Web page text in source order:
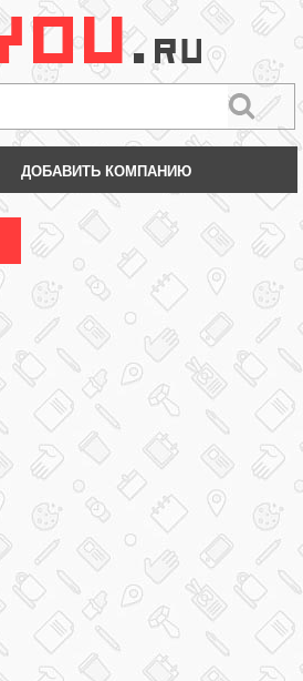
ДОБАВИТЬ КОМПАНИЮ